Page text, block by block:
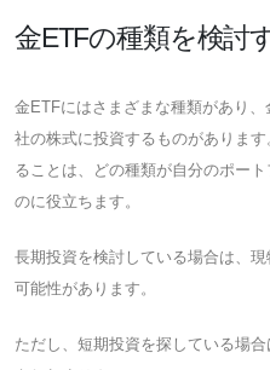
金ETFの種類を検討
金ETFにはさまざまな種類があり
社の株式に投資するものがありま
ることは、どの種類が自分のポー
のに役立ちます。
長期投資を検討している場合は、
可能性があります。
ただし、短期投資を探している場